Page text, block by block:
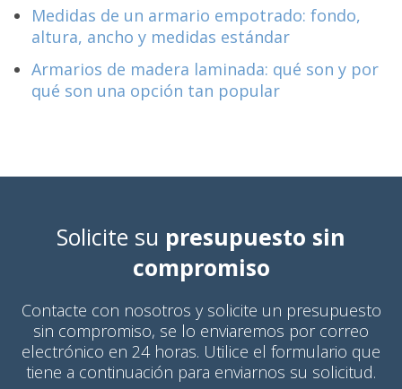
Medidas de un armario empotrado: fondo,
altura, ancho y medidas estándar
Armarios de madera laminada: qué son y por
qué son una opción tan popular
Solicite su presupuesto sin
compromiso
Contacte con nosotros y solicite un presupuesto
sin compromiso, se lo enviaremos por correo
electrónico en 24 horas. Utilice el formulario que
tiene a continuación para enviarnos su solicitud.